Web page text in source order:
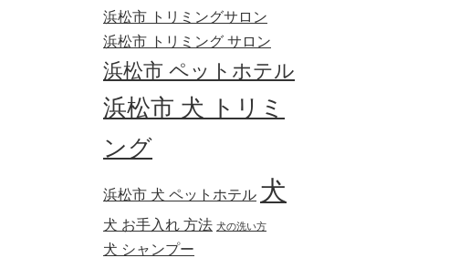
浜松市 トリミングサロン
浜松市 トリミング サロン
浜松市 ペットホテル
浜松市 犬 トリミ
ング
浜松市 犬 ペットホテル 犬
犬 お手入れ 方法 犬の洗い方
犬 シャンプー